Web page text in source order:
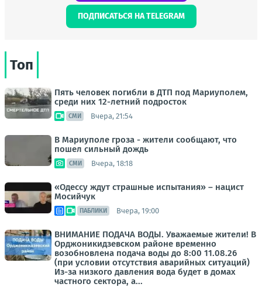
ПОДПИСАТЬСЯ НА TELEGRAM
Топ
Пять человек погибли в ДТП под Мариуполем,
среди них 12-летний подросток
СМИ Вчера, 21:54
В Мариуполе гроза - жители сообщают, что
пошел сильный дождь
СМИ Вчера, 18:18
«Одессу ждут страшные испытания» – нацист
Мосийчук
ПАБЛИКИ Вчера, 19:00
ВНИМАНИЕ ПОДАЧА ВОДЫ. Уважаемые жители! В
Орджоникидзевском районе временно
возобновлена подача воды до 8:00 11.08.26
(при условии отсутствия аварийных ситуаций)
Из-за низкого давления вода будет в домах
частного сектора, а...